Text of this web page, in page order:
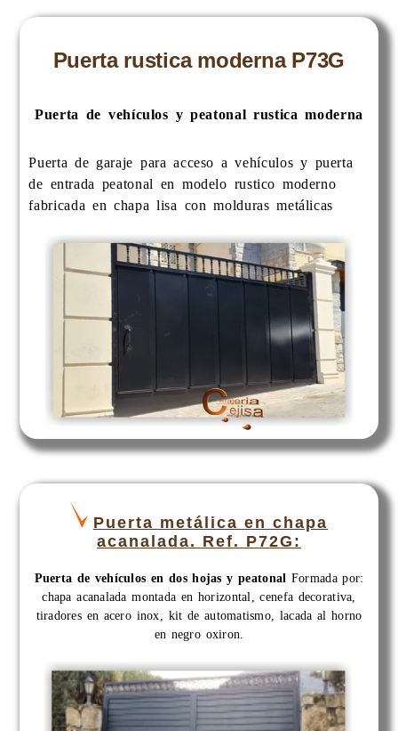
Puerta rustica moderna P73G
Puerta de vehículos y peatonal rustica moderna
Puerta de garaje para acceso a vehículos y puerta
de entrada peatonal en modelo rustico moderno
fabricada en chapa lisa con molduras metálicas
Puerta metálica en chapa
acanalada. Ref. P72G:
Puerta de vehículos en dos hojas y peatonal Formada por:
chapa acanalada montada en horizontal, cenefa decorativa,
tiradores en acero inox, kit de automatismo, lacada al horno
en negro oxiron.